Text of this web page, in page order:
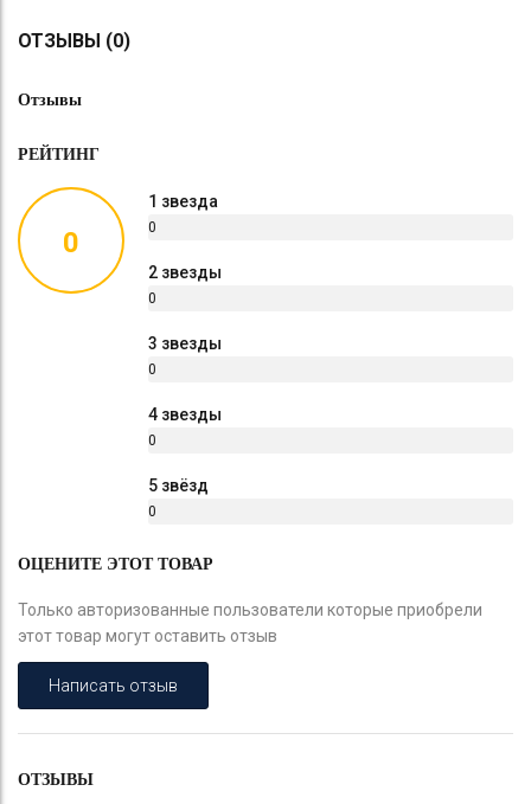
ОТЗЫВЫ (0)
Отзывы
РЕЙТИНГ
0
1 звезда
0
2 звезды
0
3 звезды
0
4 звезды
0
5 звёзд
0
ОЦЕНИТЕ ЭТОТ ТОВАР
Только авторизованные пользователи которые приобрели
этот товар могут оставить отзыв
Написать отзыв
ОТЗЫВЫ